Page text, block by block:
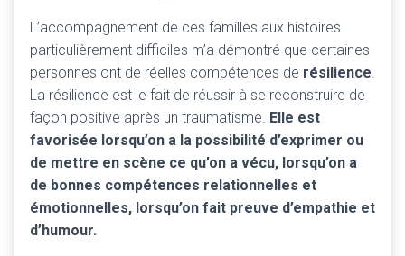
L’accompagnement de ces familles aux histoires
particulièrement difficiles m’a démontré que certaines
personnes ont de réelles compétences de résilience.
La résilience est le fait de réussir à se reconstruire de
façon positive après un traumatisme. Elle est
favorisée lorsqu’on a la possibilité d’exprimer ou
de mettre en scène ce qu’on a vécu, lorsqu’on a
de bonnes compétences relationnelles et
émotionnelles, lorsqu’on fait preuve d’empathie et
d’humour.